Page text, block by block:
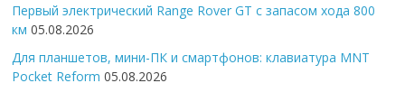
Первый электрический Range Rover GT с запасом хода 800
км 05.08.2026
Для планшетов, мини-ПК и смартфонов: клавиатура MNT
Pocket Reform 05.08.2026